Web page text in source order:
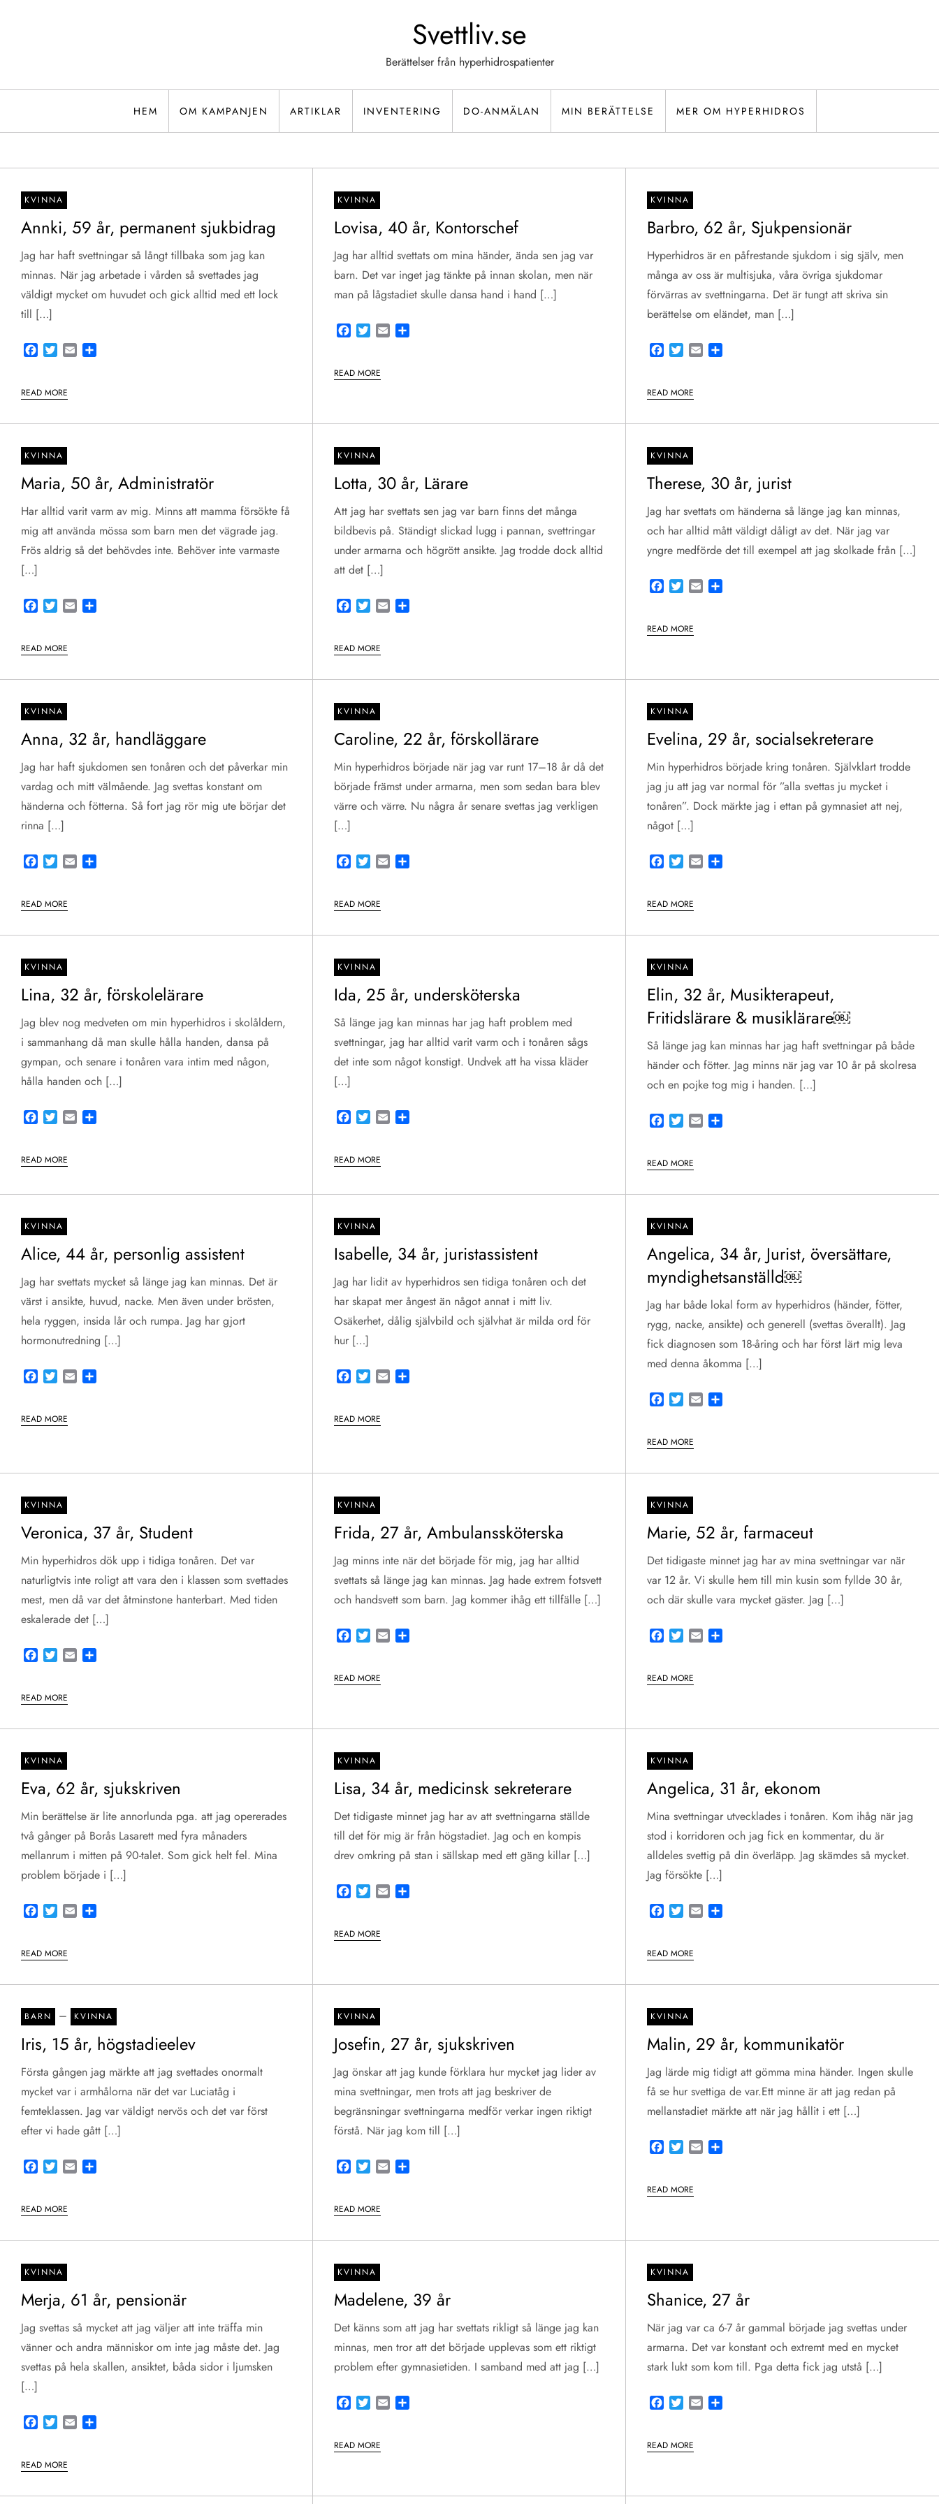
Svettliv.se
Berättelser från hyperhidrospatienter
HEM OM KAMPANJEN ARTIKLAR INVENTERING DO-ANMÄLAN MIN BERÄTTELSE MER OM HYPERHIDROS
KVINNA
Annki, 59 år, permanent sjukbidrag
Jag har haft svettningar så långt tillbaka som jag kan
minnas. När jag arbetade i vården så svettades jag
väldigt mycket om huvudet och gick alltid med ett lock
till […]
Facebook
TwitterEmail
READ MORE
KVINNA
Lovisa, 40 år, Kontorschef
Jag har alltid svettats om mina händer, ända sen jag var
barn. Det var inget jag tänkte på innan skolan, men när
man på lågstadiet skulle dansa hand i hand […]
Facebook
TwitterEmailShare
READ MORE
KVINNA
Barbro, 62 år, Sjukpensionär
Hyperhidros är en påfrestande sjukdom i sig själv, men
många av oss är multisjuka, våra övriga sjukdomar
förvärras av svettningarna. Det är tungt att skriva sin
berättelse om eländet, man […]
Facebook
TwitterEmailShare
READ MORE
KVINNA
Maria, 50 år, Administratör
Har alltid varit varm av mig. Minns att mamma försökte få
mig att använda mössa som barn men det vägrade jag.
Frös aldrig så det behövdes inte. Behöver inte varmaste
[…]
Facebook
TwitterEmail
READ MORE
KVINNA
Lotta, 30 år, Lärare
Att jag har svettats sen jag var barn finns det många
bildbevis på. Ständigt slickad lugg i pannan, svettringar
under armarna och högrött ansikte. Jag trodde dock alltid
att det […]
Facebook
TwitterEmailShare
READ MORE
KVINNA
Therese, 30 år, jurist
Jag har svettats om händerna så länge jag kan minnas,
och har alltid mått väldigt dåligt av det. När jag var
yngre medförde det till exempel att jag skolkade från […]
Facebook
TwitterEmailShare
READ MORE
KVINNA
Anna, 32 år, handläggare
Jag har haft sjukdomen sen tonåren och det påverkar min
vardag och mitt välmående. Jag svettas konstant om
händerna och fötterna. Så fort jag rör mig ute börjar det
rinna […]
Facebook
TwitterEmail
READ MORE
KVINNA
Caroline, 22 år, förskollärare
Min hyperhidros började när jag var runt 17–18 år då det
började främst under armarna, men som sedan bara blev
värre och värre. Nu några år senare svettas jag verkligen
[…]
Facebook
TwitterEmailShare
READ MORE
KVINNA
Evelina, 29 år, socialsekreterare
Min hyperhidros började kring tonåren. Självklart trodde
jag ju att jag var normal för ”alla svettas ju mycket i
tonåren”. Dock märkte jag i ettan på gymnasiet att nej,
något […]
Facebook
TwitterEmailShare
READ MORE
KVINNA
Lina, 32 år, förskolelärare
Jag blev nog medveten om min hyperhidros i skolåldern,
i sammanhang då man skulle hålla handen, dansa på
gympan, och senare i tonåren vara intim med någon,
hålla handen och […]
Facebook
TwitterEmail
READ MORE
KVINNA
Ida, 25 år, undersköterska
Så länge jag kan minnas har jag haft problem med
svettningar, jag har alltid varit varm och i tonåren sågs
det inte som något konstigt. Undvek att ha vissa kläder
[…]
Facebook
TwitterEmailShare
READ MORE
KVINNA
Elin, 32 år, Musikterapeut,
Fritidslärare & musiklärare￼
Så länge jag kan minnas har jag haft svettningar på både
händer och fötter. Jag minns när jag var 10 år på skolresa
och en pojke tog mig i handen. […]
Facebook
TwitterEmailShare
READ MORE
KVINNA
Alice, 44 år, personlig assistent
Jag har svettats mycket så länge jag kan minnas. Det är
värst i ansikte, huvud, nacke. Men även under brösten,
hela ryggen, insida lår och rumpa. Jag har gjort
hormonutredning […]
Facebook
TwitterEmail
READ MORE
KVINNA
Isabelle, 34 år, juristassistent
Jag har lidit av hyperhidros sen tidiga tonåren och det
har skapat mer ångest än något annat i mitt liv.
Osäkerhet, dålig självbild och självhat är milda ord för
hur […]
Facebook
TwitterEmailShare
READ MORE
KVINNA
Angelica, 34 år, Jurist, översättare,
myndighetsanställd￼
Jag har både lokal form av hyperhidros (händer, fötter,
rygg, nacke, ansikte) och generell (svettas överallt). Jag
fick diagnosen som 18-åring och har först lärt mig leva
med denna åkomma […]
Facebook
TwitterEmailShare
READ MORE
KVINNA
Veronica, 37 år, Student
Min hyperhidros dök upp i tidiga tonåren. Det var
naturligtvis inte roligt att vara den i klassen som svettades
mest, men då var det åtminstone hanterbart. Med tiden
eskalerade det […]
Facebook
TwitterEmail
READ MORE
KVINNA
Frida, 27 år, Ambulanssköterska
Jag minns inte när det började för mig, jag har alltid
svettats så länge jag kan minnas. Jag hade extrem fotsvett
och handsvett som barn. Jag kommer ihåg ett tillfälle […]
Facebook
TwitterEmailShare
READ MORE
KVINNA
Marie, 52 år, farmaceut
Det tidigaste minnet jag har av mina svettningar var när
var 12 år. Vi skulle hem till min kusin som fyllde 30 år,
och där skulle vara mycket gäster. Jag […]
Facebook
TwitterEmailShare
READ MORE
KVINNA
Eva, 62 år, sjukskriven
Min berättelse är lite annorlunda pga. att jag opererades
två gånger på Borås Lasarett med fyra månaders
mellanrum i mitten på 90-talet. Som gick helt fel. Mina
problem började i […]
Facebook
TwitterEmail
READ MORE
KVINNA
Lisa, 34 år, medicinsk sekreterare
Det tidigaste minnet jag har av att svettningarna ställde
till det för mig är från högstadiet. Jag och en kompis
drev omkring på stan i sällskap med ett gäng killar […]
Facebook
TwitterEmailShare
READ MORE
KVINNA
Angelica, 31 år, ekonom
Mina svettningar utvecklades i tonåren. Kom ihåg när jag
stod i korridoren och jag fick en kommentar, du är
alldeles svettig på din överläpp. Jag skämdes så mycket.
Jag försökte […]
Facebook
TwitterEmailShare
READ MORE
BARN – KVINNA
Iris, 15 år, högstadieelev
Första gången jag märkte att jag svettades onormalt
mycket var i armhålorna när det var Luciatåg i
femteklassen. Jag var väldigt nervös och det var först
efter vi hade gått […]
Facebook
TwitterEmail
READ MORE
KVINNA
Josefin, 27 år, sjukskriven
Jag önskar att jag kunde förklara hur mycket jag lider av
mina svettningar, men trots att jag beskriver de
begränsningar svettningarna medför verkar ingen riktigt
förstå. När jag kom till […]
Facebook
TwitterEmailShare
READ MORE
KVINNA
Malin, 29 år, kommunikatör
Jag lärde mig tidigt att gömma mina händer. Ingen skulle
få se hur svettiga de var.Ett minne är att jag redan på
mellanstadiet märkte att när jag hållit i ett […]
Facebook
TwitterEmailShare
READ MORE
KVINNA
Merja, 61 år, pensionär
Jag svettas så mycket att jag väljer att inte träffa min
vänner och andra människor om inte jag måste det. Jag
svettas på hela skallen, ansiktet, båda sidor i ljumsken
[…]
Facebook
TwitterEmail
READ MORE
KVINNA
Madelene, 39 år
Det känns som att jag har svettats rikligt så länge jag kan
minnas, men tror att det började upplevas som ett riktigt
problem efter gymnasietiden. I samband med att jag […]
Facebook
TwitterEmailShare
READ MORE
KVINNA
Shanice, 27 år
När jag var ca 6-7 år gammal började jag svettas under
armarna. Det var konstant och extremt med en mycket
stark lukt som kom till. Pga detta fick jag utstå […]
Facebook
TwitterEmailShare
READ MORE